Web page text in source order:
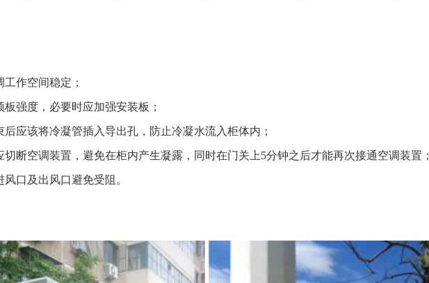
作空间稳定；
强度，必要时应加强安装板；
应该将冷凝管插入导出孔，防止冷凝水流入柜体内；
断空调装置，避免在柜内产生凝露，同时在门关上5分钟之后才能再次接通空调装置；
口及出风口避免受阻。